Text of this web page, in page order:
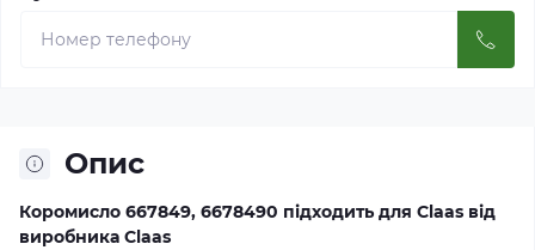
Опис
Коромисло 667849, 6678490 підходить для Claas від
виробника Claas